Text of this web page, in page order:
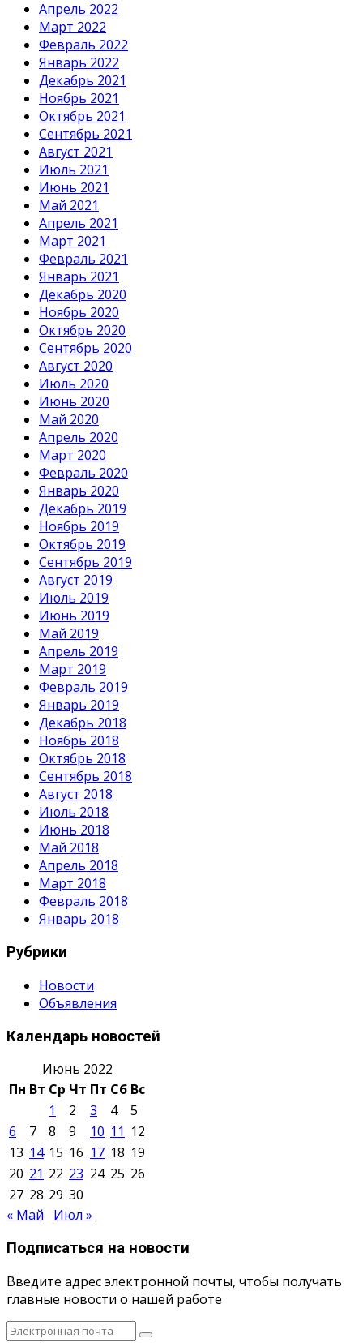
Апрель 2022
Март 2022
Февраль 2022
Январь 2022
Декабрь 2021
Ноябрь 2021
Октябрь 2021
Сентябрь 2021
Август 2021
Июль 2021
Июнь 2021
Май 2021
Апрель 2021
Март 2021
Февраль 2021
Январь 2021
Декабрь 2020
Ноябрь 2020
Октябрь 2020
Сентябрь 2020
Август 2020
Июль 2020
Июнь 2020
Май 2020
Апрель 2020
Март 2020
Февраль 2020
Январь 2020
Декабрь 2019
Ноябрь 2019
Октябрь 2019
Сентябрь 2019
Август 2019
Июль 2019
Июнь 2019
Май 2019
Апрель 2019
Март 2019
Февраль 2019
Январь 2019
Декабрь 2018
Ноябрь 2018
Октябрь 2018
Сентябрь 2018
Август 2018
Июль 2018
Июнь 2018
Май 2018
Апрель 2018
Март 2018
Февраль 2018
Январь 2018
Рубрики
Новости
Объявления
Календарь новостей
Июнь 2022
Пн Вт Ср Чт Пт Сб Вс
1
2 3 4
5
6
7 8 9 10 11 12
13 14 15 16 17 18 19
20 21 22 23 24 25 26
27 28 29 30
« Май
Июл »
Подписаться на новости
Введите адрес электронной почты, чтобы получать
главные новости о нашей работе